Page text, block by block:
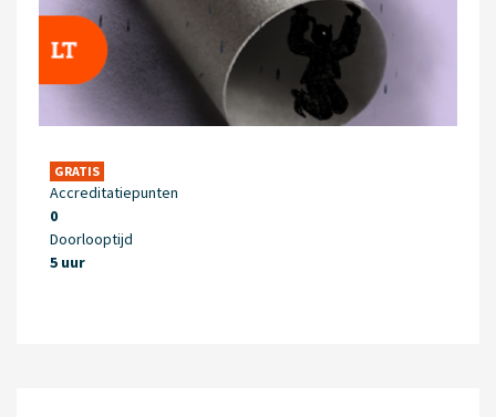
GRATIS
Accreditatiepunten
0
Doorlooptijd
5 uur